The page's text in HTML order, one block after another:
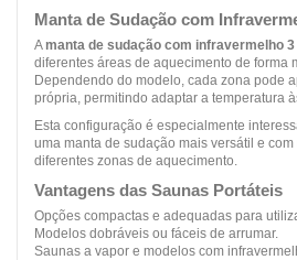
Manta de Sudação com
Amanta de sudação com infravermelho 3
diferentes áreas de aquecimento de forma
Dependendo do modelo, cada zona pode
própria, permitindo adaptar a temperatura
Esta configuração é especialmente
uma manta de sudação mais versátil e
diferentes zonas de aquecimento.
Vantagens das Saunas Portáteis
Opções compactas e adequadas para
Modelos dobráveis ou fáceis de arrumar.
Saunas a vapor e modelos com